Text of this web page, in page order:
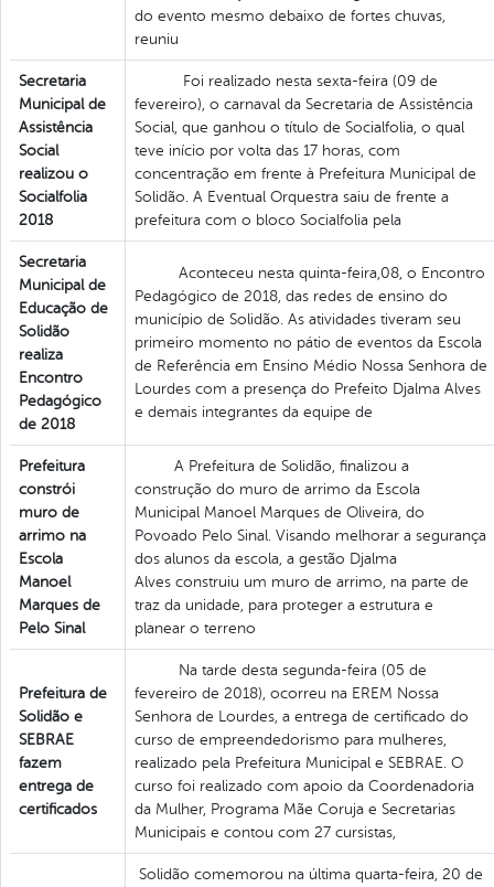
do evento mesmo debaixo de fortes chuvas,
reuniu
Secretaria
Municipal de
Assistência
Social
realizou o
Socialfolia
2018
Foi realizado nesta sexta-feira (09 de
fevereiro), o carnaval da Secretaria de Assistência
Social, que ganhou o título de Socialfolia, o qual
teve início por volta das 17 horas, com
concentração em frente à Prefeitura Municipal de
Solidão. A Eventual Orquestra saiu de frente a
prefeitura com o bloco Socialfolia pela
Secretaria
Municipal de
Educação de
Solidão
realiza
Encontro
Pedagógico
de 2018
Aconteceu nesta quinta-feira,08, o Encontro
Pedagógico de 2018, das redes de ensino do
município de Solidão. As atividades tiveram seu
primeiro momento no pátio de eventos da Escola
de Referência em Ensino Médio Nossa Senhora de
Lourdes com a presença do Prefeito Djalma Alves
e demais integrantes da equipe de
Prefeitura
constrói
muro de
arrimo na
Escola
Manoel
Marques de
Pelo Sinal
A Prefeitura de Solidão, finalizou a
construção do muro de arrimo da Escola
Municipal Manoel Marques de Oliveira, do
Povoado Pelo Sinal. Visando melhorar a segurança
dos alunos da escola, a gestão Djalma
Alves construiu um muro de arrimo, na parte de
traz da unidade, para proteger a estrutura e
planear o terreno
Prefeitura de
Solidão e
SEBRAE
fazem
entrega de
certificados
Na tarde desta segunda-feira (05 de
fevereiro de 2018), ocorreu na EREM Nossa
Senhora de Lourdes, a entrega de certificado do
curso de empreendedorismo para mulheres,
realizado pela Prefeitura Municipal e SEBRAE. O
curso foi realizado com apoio da Coordenadoria
da Mulher, Programa Mãe Coruja e Secretarias
Municipais e contou com 27 cursistas,
Solidão comemorou na última quarta-feira, 20 de